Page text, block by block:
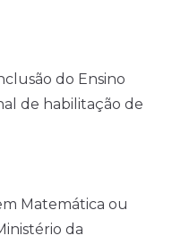
do Ensino
de habilitação de
Matemática ou
da